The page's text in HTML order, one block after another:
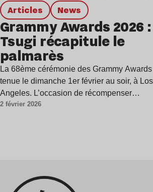
Articles news
Grammy Awards 2026 :
Tsugi récapitule le
palmarès
La 68ème cérémonie des Grammy Awards
tenue le dimanche 1er février au soir, à Los
Angeles. L’occasion de récompenser…
2 février 2026